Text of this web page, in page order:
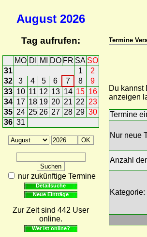
August 2026
Tag aufrufen:
MO DI MI DO FR SA SO
31
1
2
32
3 4 5 6 7 8
9
33 10 11 12 13 14 15 16
34 17 18 19 20 21 22 23
35 24 25 26 27 28 29 30
36 31
nur zukünftige Termine
Detailsuche
Neue Einträge
Zur Zeit sind 442 User
online.
Wer ist online?
Termine
Du kannst
anzeigen
Termine
Nur neue
Anzahl
Kategorie: